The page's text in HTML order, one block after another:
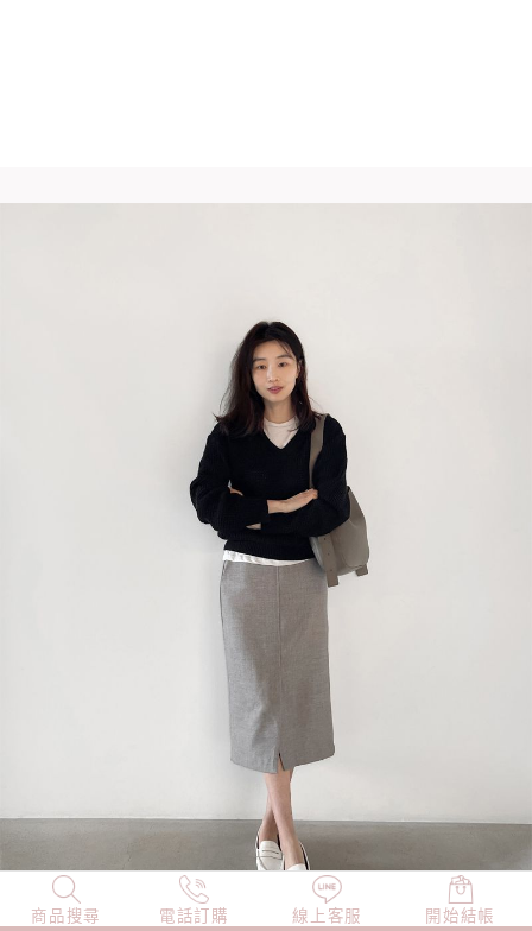
商品搜尋 電話訂購 線上客服 開始結帳
NEW 店長精選 TOP100 小編穿搭